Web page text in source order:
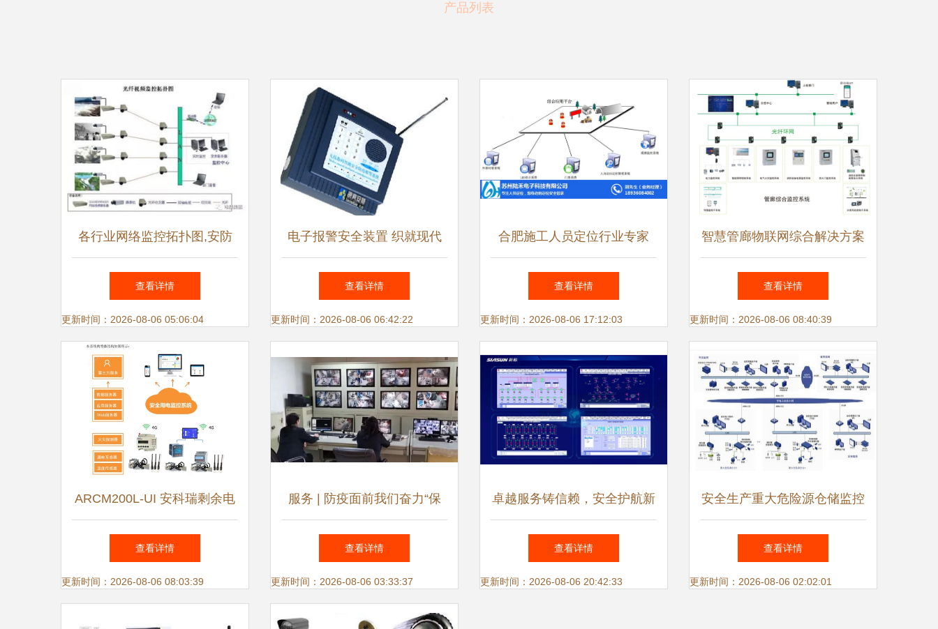
产品列表
各行业网络监控拓扑图,安防
入门必备系统图
查看详情
更新时间：2026-08-06 05:06:04
电子报警安全装置 织就现代
防护网的关键枢纽
查看详情
更新时间：2026-08-06 06:42:22
合肥施工人员定位行业专家
陆禾隧道人员安全监控方案
查看详情
更新时间：2026-08-06 17:12:03
智慧管廊物联网综合解决方案
安全系统监控服务
查看详情
更新时间：2026-08-06 08:40:39
ARCM200L-UI 安科瑞剩余电
流式电气火灾监控探测器 智
能安全监控的革新之选
查看详情
更新时间：2026-08-06 08:03:39
服务 | 防疫面前我们奋力“保
卫” 安全系统监控服务
查看详情
更新时间：2026-08-06 03:33:37
卓越服务铸信赖，安全护航新
篇章——新松再获沈阳地铁集
团表彰
查看详情
更新时间：2026-08-06 20:42:33
安全生产重大危险源仓储监控
解决方案 巡更设备的应用与
发展
查看详情
更新时间：2026-08-06 02:02:01